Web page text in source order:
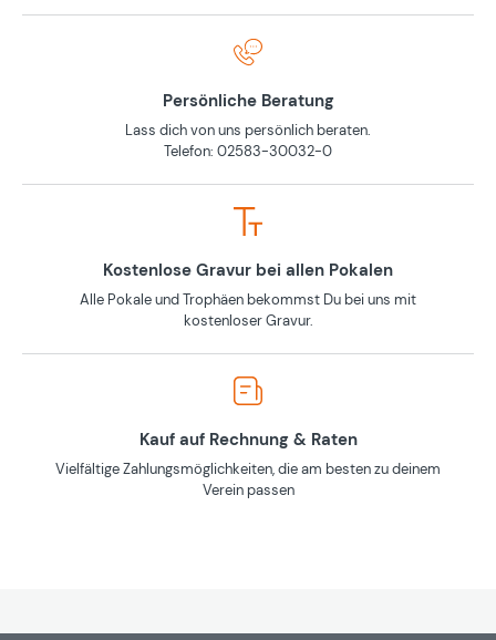
Persönliche Beratung
Lass dich von uns persönlich beraten.
Telefon: 02583-30032-0
Kostenlose Gravur bei allen Pokalen
Alle Pokale und Trophäen bekommst Du bei uns mit
kostenloser Gravur.
Kauf auf Rechnung & Raten
Vielfältige Zahlungsmöglichkeiten, die am besten zu deinem
Verein passen